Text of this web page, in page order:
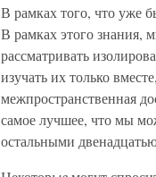
В рамках того, что уже
В рамках этого знания,
рассматривать
изучать их только
межпространственная
самое лучшее, что мы
остальными